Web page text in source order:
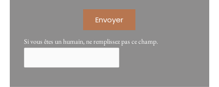
Envoyer
Si vous êtes un humain, ne remplissez pas ce champ.